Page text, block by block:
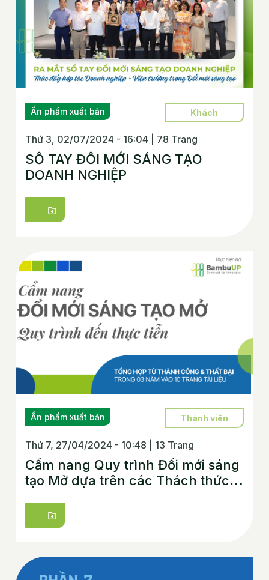
Ấn phẩm xuất bản Khách
Thứ 3, 02/07/2024 - 16:04 78 Trang
SỐ TAY ĐỔI MỚI SÁNG TẠO
DOANH NGHIỆP
Ấn phẩm xuất bản Thành viên
Thứ 7, 27/04/2024 - 10:48 13 Trang
Cẩm nang Quy trình Đổi mới sáng
tạo Mở dựa trên các Thách thức